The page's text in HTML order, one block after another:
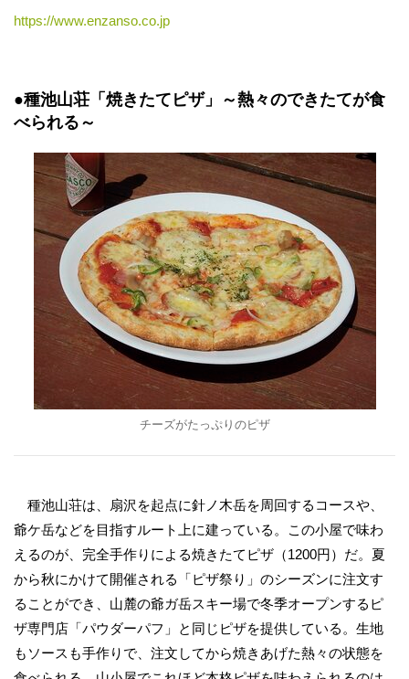
https://www.enzanso.co.jp
●種池山荘「焼きたてピザ」～熱々のできたてが食
べられる～
チーズがたっぷりのピザ
種池山荘は、扇沢を起点に針ノ木岳を周回するコースや、
爺ケ岳などを目指すルート上に建っている。この小屋で味わ
えるのが、完全手作りによる焼きたてピザ（1200円）だ。夏
から秋にかけて開催される「ピザ祭り」のシーズンに注文す
ることができ、山麓の爺ガ岳スキー場で冬季オープンするピ
ザ専門店「パウダーパフ」と同じピザを提供している。生地
もソースも手作りで、注文してから焼きあげた熱々の状態を